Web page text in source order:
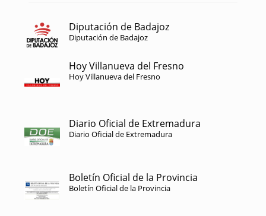
Diputación de Badajoz
Diputación de Badajoz
Hoy Villanueva del Fresno
Hoy Villanueva del Fresno
Diario Oficial de Extremadura
Diario Oficial de Extremadura
Boletín Oficial de la Provincia
Boletín Oficial de la Provincia